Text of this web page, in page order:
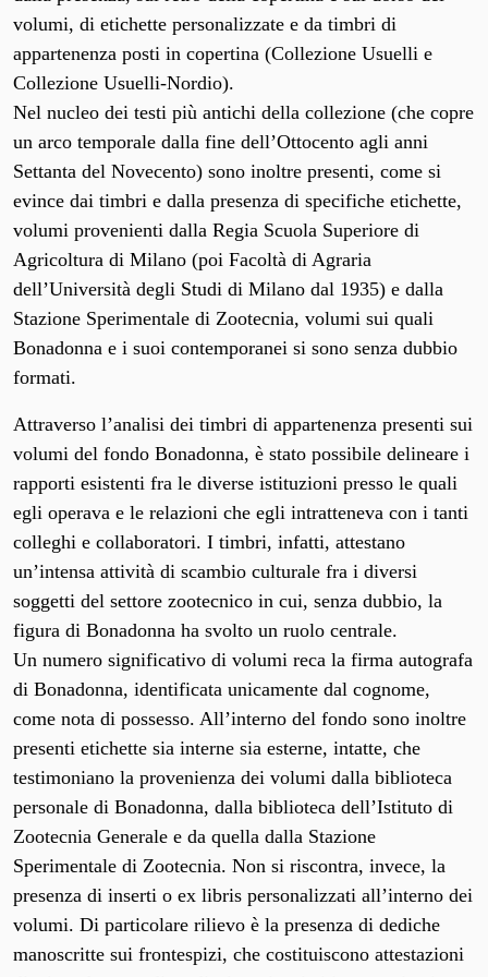
volumi, di etichette personalizzate e da timbri di
appartenenza posti in copertina (Collezione Usuelli e
Collezione Usuelli-Nordio).
Nel nucleo dei testi più antichi della collezione (che copre
un arco temporale dalla fine dell’Ottocento agli anni
Settanta del Novecento) sono inoltre presenti, come si
evince dai timbri e dalla presenza di specifiche etichette,
volumi provenienti dalla Regia Scuola Superiore di
Agricoltura di Milano (poi Facoltà di Agraria
dell’Università degli Studi di Milano dal 1935) e dalla
Stazione Sperimentale di Zootecnia, volumi sui quali
Bonadonna e i suoi contemporanei si sono senza dubbio
formati.
Attraverso l’analisi dei timbri di appartenenza presenti sui
volumi del fondo Bonadonna, è stato possibile delineare i
rapporti esistenti fra le diverse istituzioni presso le quali
egli operava e le relazioni che egli intratteneva con i tanti
colleghi e collaboratori. I timbri, infatti, attestano
un’intensa attività di scambio culturale fra i diversi
soggetti del settore zootecnico in cui, senza dubbio, la
figura di Bonadonna ha svolto un ruolo centrale.
Un numero significativo di volumi reca la firma autografa
di Bonadonna, identificata unicamente dal cognome,
come nota di possesso. All’interno del fondo sono inoltre
presenti etichette sia interne sia esterne, intatte, che
testimoniano la provenienza dei volumi dalla biblioteca
personale di Bonadonna, dalla biblioteca dell’Istituto di
Zootecnia Generale e da quella dalla Stazione
Sperimentale di Zootecnia. Non si riscontra, invece, la
presenza di inserti o ex libris personalizzati all’interno dei
volumi. Di particolare rilievo è la presenza di dediche
manoscritte sui frontespizi, che costituiscono attestazioni